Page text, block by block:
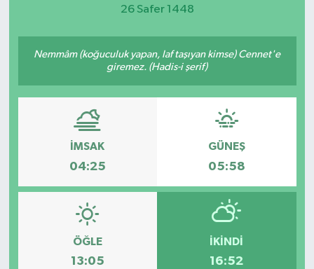
26 Safer 1448
Nemmâm (koğuculuk yapan, laf taşıyan kimse) Cennet'e
giremez. (Hadis-i şerif)
İMSAK
04:25
GÜNEŞ
05:58
ÖĞLE
13:05
İKINDI
16:52
Etkinlikler